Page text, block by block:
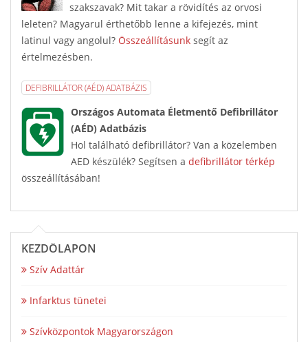
szakszavak? Mit takar a rövidítés az orvosi
leleten? Magyarul érthetőbb lenne a kifejezés, mint
latinul vagy angolul? Összeállításunk segít az
értelmezésben.
DEFIBRILLÁTOR (AÉD) ADATBÁZIS
Országos Automata Életmentő Defibrillátor
(AÉD) Adatbázis
Hol található defibrillátor? Van a közelemben
AED készülék? Segítsen a defibrillátor térkép
összeállításában!
KEZDŐLAPON
Szív Adattár
Infarktus tünetei
Szívközpontok Magyarországon